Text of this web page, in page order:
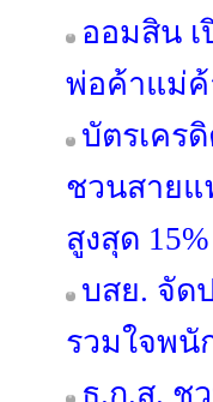
ออมสิน เ
พ่อค้าแม่ค้
บัตรเคร
ชวนสายแ
สูงสุด 15%
บสย. จัด
รวมใจพนั
ธ.ก.ส. ช